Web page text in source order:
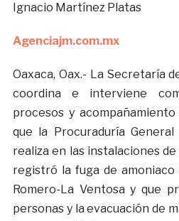
Ignacio Martínez Platas
Agenciajm.com.mx
Oaxaca, Oax.- La Secretaría
coordina e interviene
procesos y
que la Procuraduría General
realiza en las instalaciones
registró la fuga de
Romero-La Ventosa y que
personas y la evacuación de